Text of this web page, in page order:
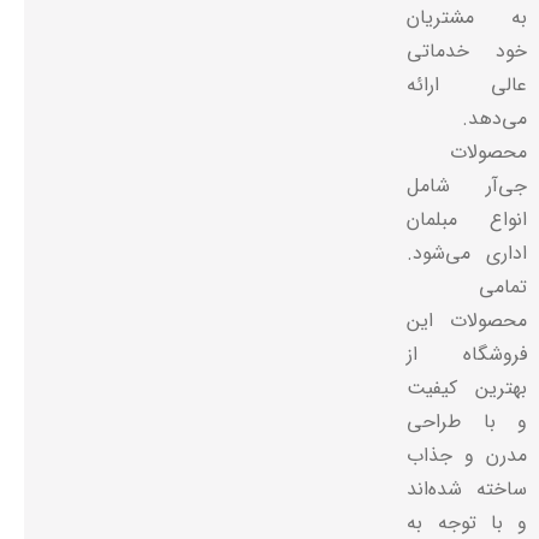
به مشتریان
خود خدماتی
عالی ارائه
می‌دهد.
محصولات
جی‌آر شامل
انواع مبلمان
اداری می‌شود.
تمامی
محصولات این
فروشگاه از
بهترین کیفیت
و با طراحی
مدرن و جذاب
ساخته شده‌اند
و با توجه به